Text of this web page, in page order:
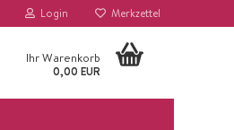
Login Merkzettel
Ihr Warenkorb
0,00 EUR